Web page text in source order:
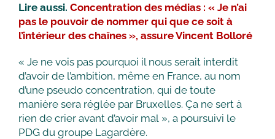
Lire aussi. Concentration des médias : « Je n’ai
pas le pouvoir de nommer qui que ce soit à
l’intérieur des chaînes », assure Vincent Bolloré
« Je ne vois pas pourquoi il nous serait interdit
d’avoir de l’ambition, même en France, au nom
d’une pseudo concentration, qui de toute
manière sera réglée par Bruxelles. Ça ne sert à
rien de crier avant d’avoir mal », a poursuivi le
PDG du groupe Lagardère.